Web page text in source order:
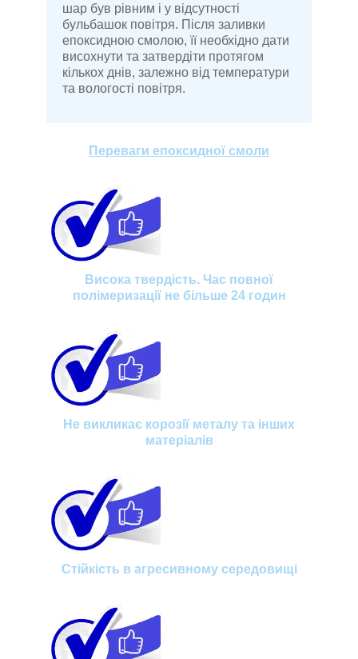
шар був рівним і у відсутності
бульбашок повітря. Після заливки
епоксидною смолою, її необхідно дати
висохнути та затвердіти протягом
кількох днів, залежно від температури
та вологості повітря.
Переваги епоксидної смоли
Висока твердість. Час повної
полімеризації не більше 24 годин
Не викликає корозії металу та інших
матеріалів
Стійкість в агресивному середовищі